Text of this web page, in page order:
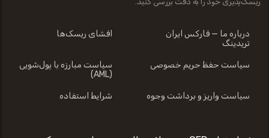
درباره ما — فارکس ایران
تریدینگ
افشای ریسک‌ها
سیاست حفظ حریم خصوصی
سیاست مبارزه با پول‌شویی
(AML)
سیاست واریز و برداشت وجوه شرایط استفاده